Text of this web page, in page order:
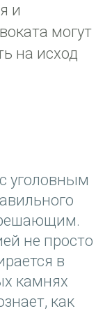
и
могут
на исход
уголовным
не просто
в
камнях
как